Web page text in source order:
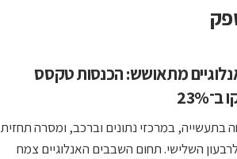
מתאושש: הכנסות טקסס
בתעשייה, במרכזי נתונים וברכב, ומסרה תחזית
השלישי. תחום השבבים האנלוגיים צמח